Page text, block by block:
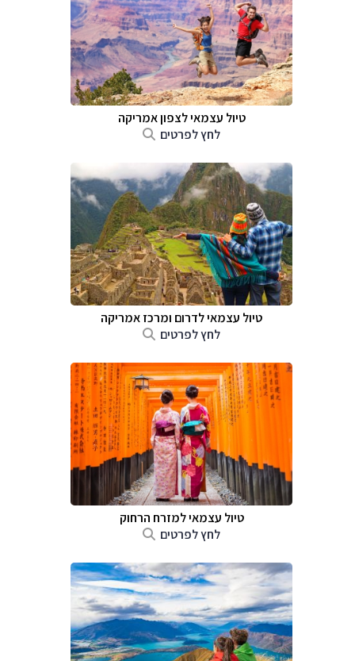
טיול עצמאי לצפון אמריקה
לחץ לפרטים
טיול עצמאי לדרום ומרכז אמריקה
לחץ לפרטים
טיול עצמאי למזרח הרחוק
לחץ לפרטים